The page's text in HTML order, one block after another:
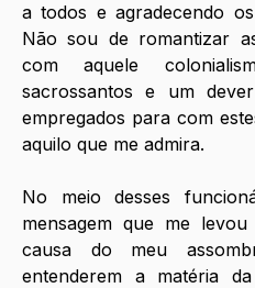
a todos e agradecendo
Não sou de romantizar
com aquele
sacrossantos e um
empregados para com
aquilo que me admira.
No meio desses
mensagem que me
causa do meu
entenderem a matéria